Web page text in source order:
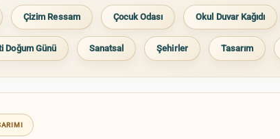
Çizim Ressam Çocuk Odası Okul Duvar Kağıdı
Doğum Günü Sanatsal Şehirler Tasarım